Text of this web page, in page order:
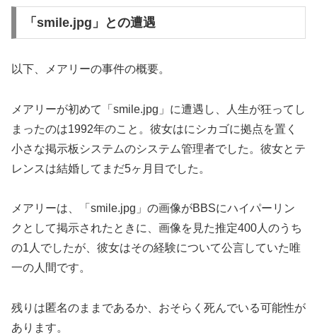
「smile.jpg」との遭遇
以下、メアリーの事件の概要。
メアリーが初めて「smile.jpg」に遭遇し、人生が狂ってし
まったのは1992年のこと。彼女はにシカゴに拠点を置く
小さな掲示板システムのシステム管理者でした。彼女とテ
レンスは結婚してまだ5ヶ月目でした。
メアリーは、「smile.jpg」の画像がBBSにハイパーリン
クとして掲示されたときに、画像を見た推定400人のうち
の1人でしたが、彼女はその経験について公言していた唯
一の人間です。
残りは匿名のままであるか、おそらく死んでいる可能性が
あります。